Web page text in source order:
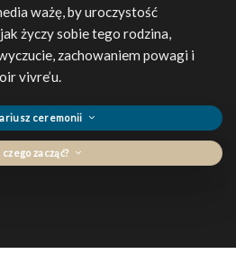
ważę, by uroczystość
życzy sobie tego rodzina,
zachowaniem powagi i
vivre’u.
ceremonii
czego zacząć?